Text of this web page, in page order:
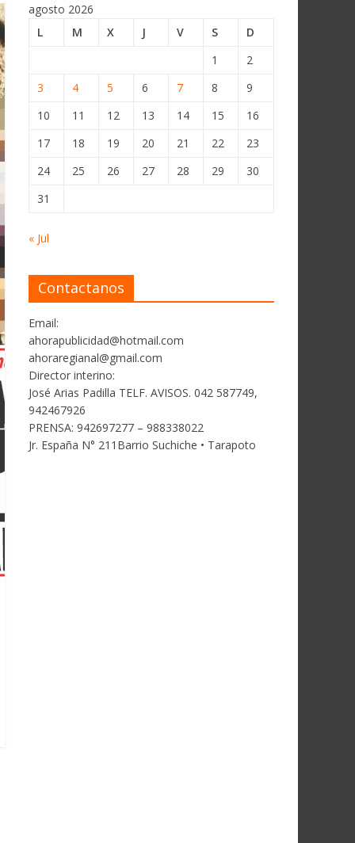
agosto 2026
L
M X J V S
D
1
2
3
4 5 6 7 8
9
10
11 12 13 14 15
16
17
18 19 20 21 22
23
24
25 26 27 28 29
30
31
« Jul
Contactanos
Email:
ahorapublicidad@hotmail.com
ahoraregianal@gmail.com
Director interino:
José Arias Padilla TELF. AVISOS. 042 587749,
942467926
PRENSA: 942697277 – 988338022
Jr. España N° 211Barrio Suchiche • Tarapoto